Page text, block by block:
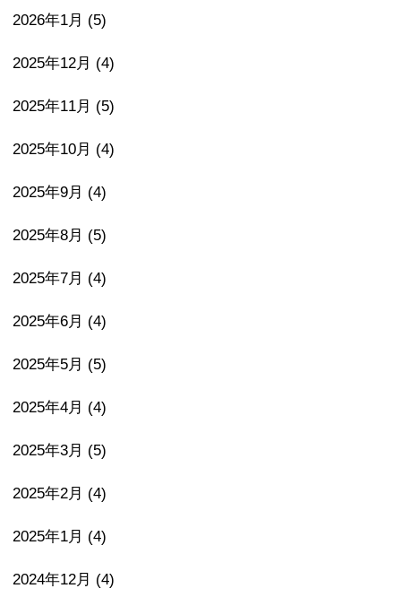
2026年1月 (5)
2025年12月 (4)
2025年11月 (5)
2025年10月 (4)
2025年9月 (4)
2025年8月 (5)
2025年7月 (4)
2025年6月 (4)
2025年5月 (5)
2025年4月 (4)
2025年3月 (5)
2025年2月 (4)
2025年1月 (4)
2024年12月 (4)